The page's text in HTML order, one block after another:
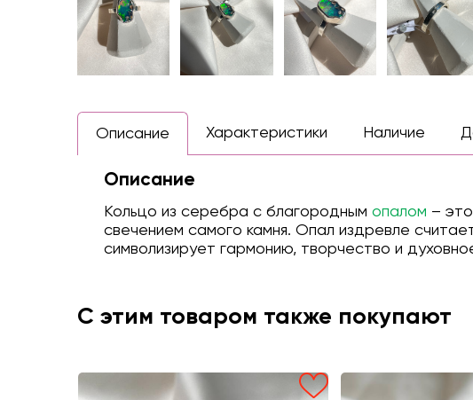
Описание Характеристики Наличие
Описание
Кольцо из серебра с благородным опалом –
свечением самого камня. Опал издревле
символизирует гармонию, творчество и
С этим товаром также покупают